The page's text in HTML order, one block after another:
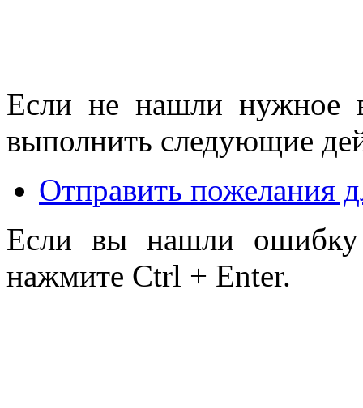
Если не нашли нужное
выполнить следующие
Отправить пожелания
Если вы нашли ошибку
нажмите Ctrl + Enter.